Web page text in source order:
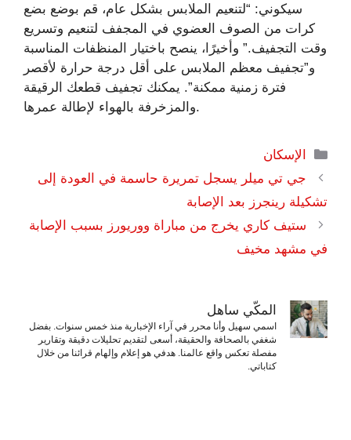
سيكوني: “لتنعيم الملابس بشكل عام، قم بوضع بضع
كرات من الصوف العضوي في المجفف لتنعيم وتسريع
وقت التجفيف.” وأخيرًا، ينصح باختيار المنظفات المناسبة
و”تجفيف معظم الملابس على أقل درجة حرارة لأقصر
فترة زمنية ممكنة”. يمكنك تجفيف قطعك الرقيقة
والمزخرفة بالهواء لإطالة عمرها.
التصنيفات
الإسكان
جي تي ميلر يسجل تمريرة حاسمة في العودة إلى
تشكيلة رينجرز بعد الإصابة
ستيف كاري يخرج من مباراة ووريورز بسبب الإصابة
في مشهد مخيف
المكّي ساهل
اسمي سهيل وأنا محرر في آراء الإخبارية منذ خمس سنوات. بفضل
شغفي بالصحافة والحقيقة، أسعى لتقديم تحليلات دقيقة وتقارير
مفصلة تعكس واقع عالمنا. هدفي هو إعلام وإلهام قرائنا من خلال
كتاباتي.